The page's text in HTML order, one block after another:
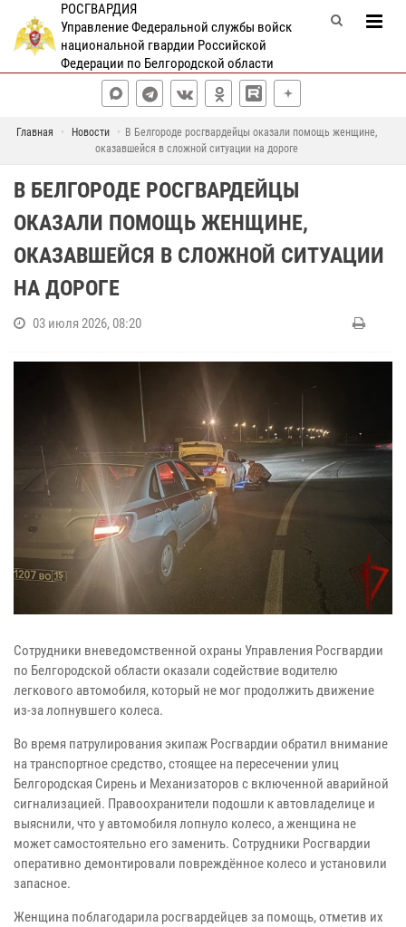
РОСГВАРДИЯ
Управление Федеральной службы войск
национальной гвардии Российской
Федерации по Белгородской области
Главная Новости
В Белгороде росгвардейцы оказали помощь женщине,
оказавшейся в сложной ситуации на дороге
В БЕЛГОРОДЕ РОСГВАРДЕЙЦЫ
ОКАЗАЛИ ПОМОЩЬ ЖЕНЩИНЕ,
ОКАЗАВШЕЙСЯ В СЛОЖНОЙ СИТУАЦИИ
НА ДОРОГЕ
03 июля 2026, 08:20
Сотрудники вневедомственной охраны Управления Росгвардии
по Белгородской области оказали содействие водителю
легкового автомобиля, который не мог продолжить движение
из-за лопнувшего колеса.
Во время патрулирования экипаж Росгвардии обратил внимание
на транспортное средство, стоящее на пересечении улиц
Белгородская Сирень и Механизаторов с включенной аварийной
сигнализацией. Правоохранители подошли к автовладелице и
выяснили, что у автомобиля лопнуло колесо, а женщина не
может самостоятельно его заменить. Сотрудники Росгвардии
оперативно демонтировали повреждённое колесо и установили
запасное.
Женщина поблагодарила росгвардейцев за помощь, отметив их